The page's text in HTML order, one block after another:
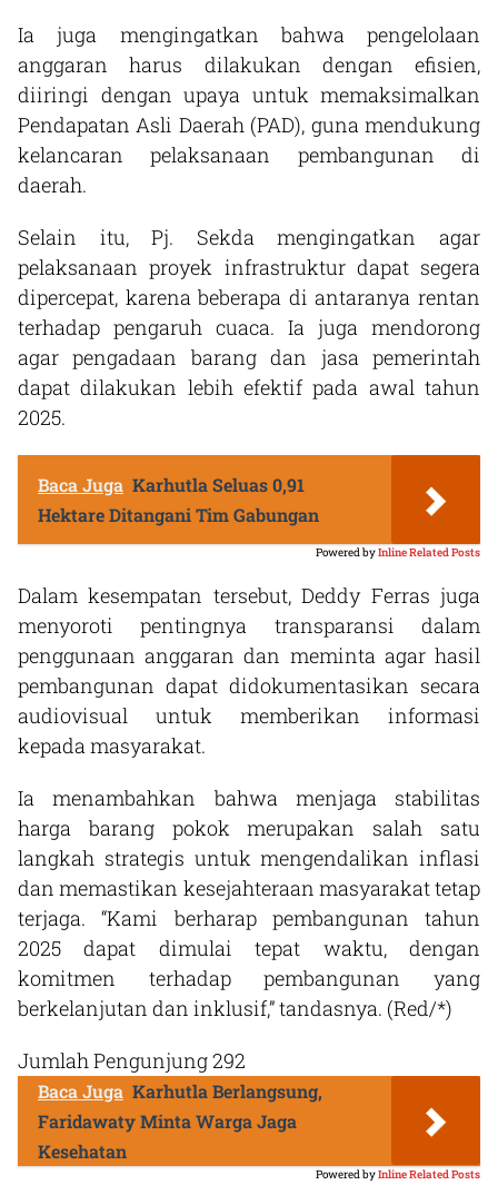
Ia juga mengingatkan bahwa pengelolaan
anggaran harus dilakukan dengan efisien,
diiringi dengan upaya untuk memaksimalkan
Pendapatan Asli Daerah (PAD), guna mendukung
kelancaran pelaksanaan pembangunan di
daerah.
Selain itu, Pj. Sekda mengingatkan agar
pelaksanaan proyek infrastruktur dapat segera
dipercepat, karena beberapa di antaranya rentan
terhadap pengaruh cuaca. Ia juga mendorong
agar pengadaan barang dan jasa pemerintah
dapat dilakukan lebih efektif pada awal tahun
2025.
Baca Juga Karhutla Seluas 0,91
Hektare Ditangani Tim Gabungan
Powered byInline Related Posts
Dalam kesempatan tersebut, Deddy Ferras juga
menyoroti pentingnya transparansi dalam
penggunaan anggaran dan meminta agar hasil
pembangunan dapat didokumentasikan secara
audiovisual untuk memberikan informasi
kepada masyarakat.
Ia menambahkan bahwa menjaga stabilitas
harga barang pokok merupakan salah satu
langkah strategis untuk mengendalikan inflasi
dan memastikan kesejahteraan masyarakat tetap
terjaga. “Kami berharap pembangunan tahun
2025 dapat dimulai tepat waktu, dengan
komitmen terhadap pembangunan yang
berkelanjutan dan inklusif,” tandasnya. (Red/*)
Jumlah Pengunjung292
Baca Juga Karhutla Berlangsung,
Faridawaty Minta Warga Jaga
Kesehatan
Powered byInline Related Posts